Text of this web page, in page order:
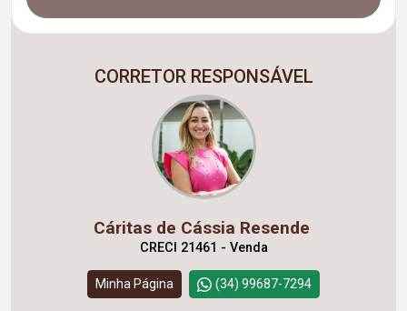
CORRETOR RESPONSÁVEL
Cáritas de Cássia Resende
CRECI 21461 - Venda
Minha Página (34) 99687-7294